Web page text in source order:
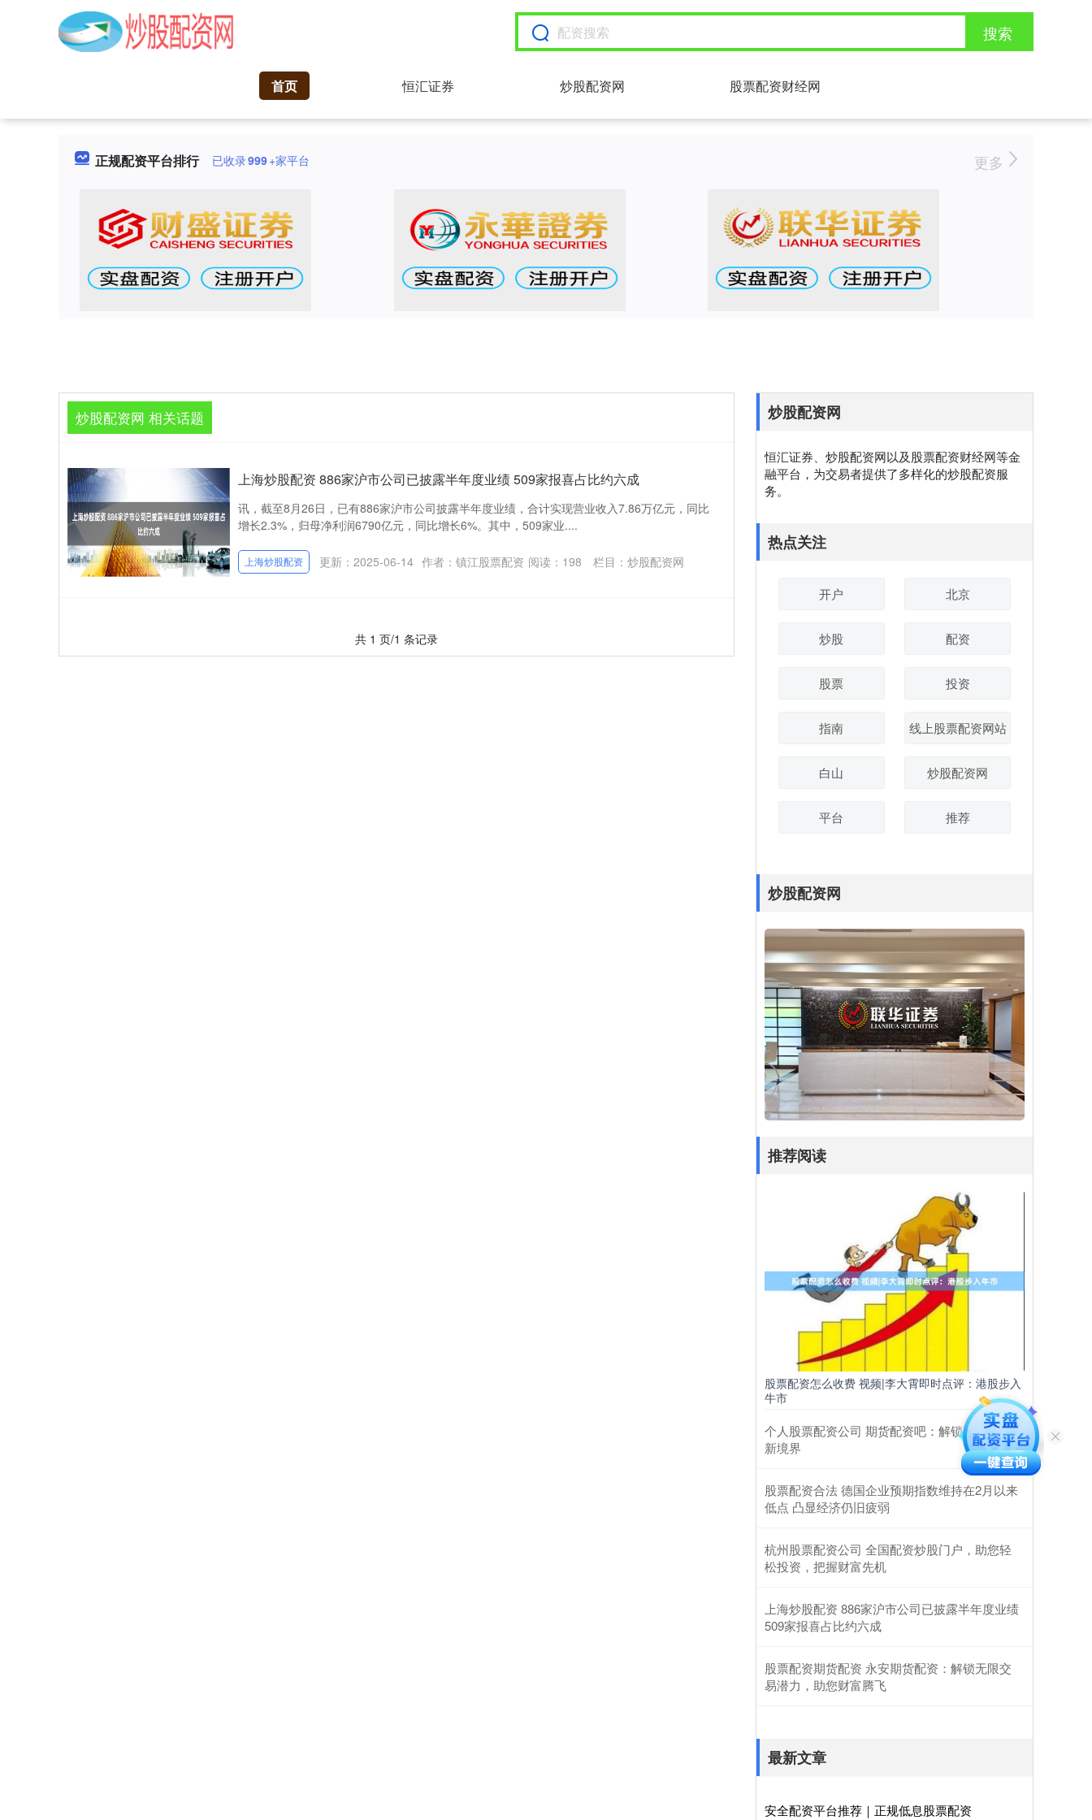
搜索
首页 恒汇证券 炒股配资网 股票配资财经网
正规配资平台排行 已收录999+家平台 更多
炒股配资网 相关话题
上海炒股配资 886家沪市公司已披露半年度业绩 509家报喜占比约六成
讯，截至8月26日，已有886家沪市公司披露半年度业绩，合计实现营业收入7.86万亿元，同比
增长2.3%，归母净利润6790亿元，同比增长6%。其中，509家业....
上海炒股配资 更新：2025-06-14 作者：镇江股票配资 阅读： 198 栏目： 炒股配资网
共 1 页/1 条记录
炒股配资网
恒汇证券、炒股配资网以及股票配资财经网等金
融平台，为交易者提供了多样化的炒股配资服
务。
热点关注
开户 北京
炒股 配资
股票 投资
指南 线上股票配资网站
白山 炒股配资网
平台 推荐
炒股配资网
推荐阅读
股票配资怎么收费 视频|李大霄即时点评：港股步入
牛市
个人股票配资公司 期货配资吧：解锁期货投资
新境界
股票配资合法 德国企业预期指数维持在2月以来
低点 凸显经济仍旧疲弱
杭州股票配资公司 全国配资炒股门户，助您轻
松投资，把握财富先机
上海炒股配资 886家沪市公司已披露半年度业绩
509家报喜占比约六成
股票配资期货配资 永安期货配资：解锁无限交
易潜力，助您财富腾飞
最新文章
安全配资平台推荐｜正规低息股票配资